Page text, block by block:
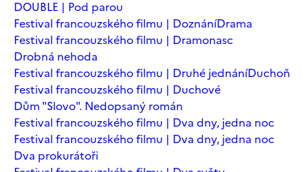
DOUBLE | Pod parou
Festival francouzského filmu | DoznáníDrama
Festival francouzského filmu | Dramonasc
Drobná nehoda
Festival francouzského filmu | Druhé jednáníDuchoň
Festival francouzského filmu | Duchové
Dům "Slovo". Nedopsaný román
Festival francouzského filmu | Dva dny, jedna noc
Festival francouzského filmu | Dva dny, jedna noc
Dva prokurátoři